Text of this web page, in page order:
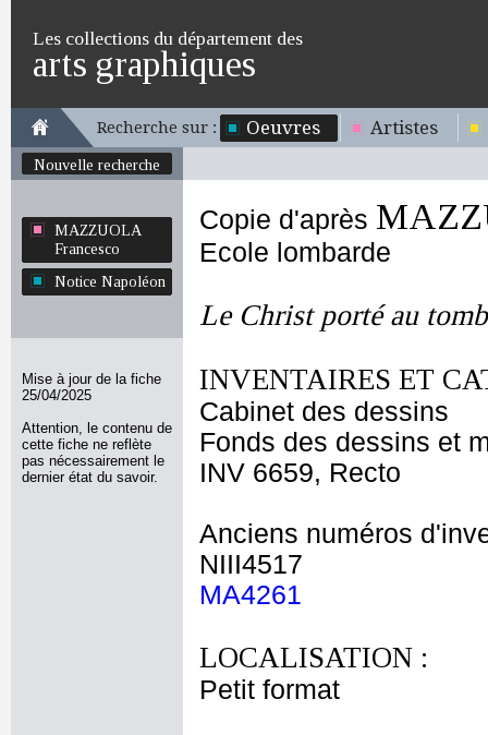
Les collections du département des
arts graphiques
Recherche sur : Oeuvres Artistes
Nouvelle recherche
MAZZUOLA
Francesco
Notice Napoléon
Mise à jour de la fiche
25/04/2025
Attention, le contenu de
cette fiche ne reflète
pas nécessairement le
dernier état du savoir.
Copie d'après
Ecole lombarde
Le Christ porté au
INVENTAIRES ET
Cabinet des dessins
Fonds des dessins et
INV 6659, Recto
Anciens numéros
NIII4517
MA4261
LOCALISATION :
Petit format